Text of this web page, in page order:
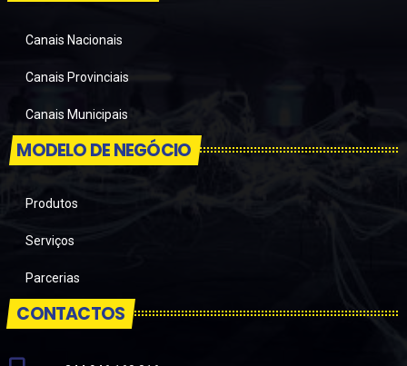
Canais Nacionais
Canais Provinciais
Canais Municipais
MODELO DE NEGÓCIO
Produtos
Serviços
Parcerias
CONTACTOS